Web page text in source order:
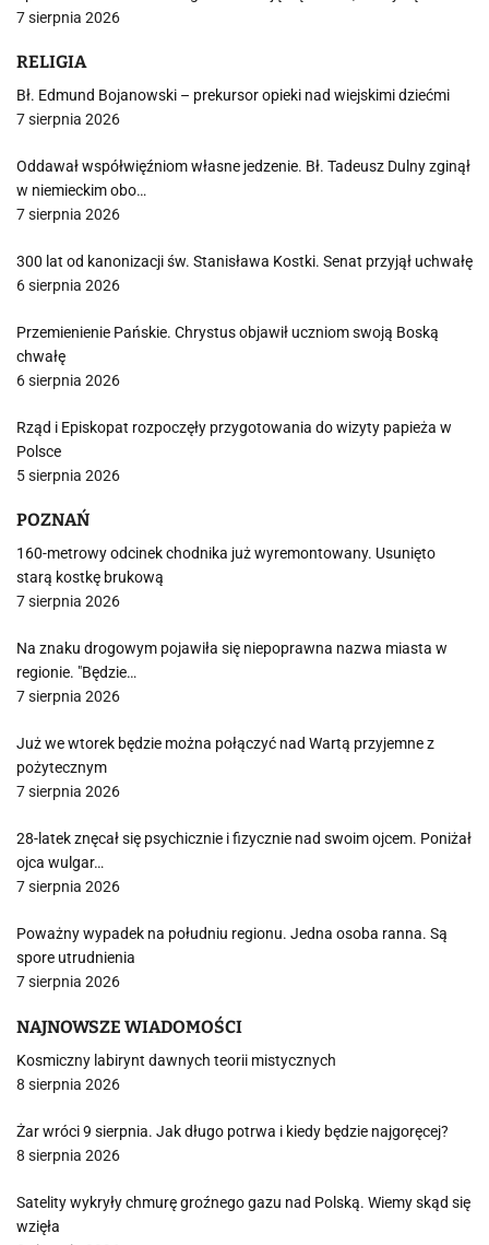
7 sierpnia 2026
RELIGIA
Bł. Edmund Bojanowski – prekursor opieki nad wiejskimi dziećmi
7 sierpnia 2026
Oddawał współwięźniom własne jedzenie. Bł. Tadeusz Dulny zginął
w niemieckim obo…
7 sierpnia 2026
300 lat od kanonizacji św. Stanisława Kostki. Senat przyjął uchwałę
6 sierpnia 2026
Przemienienie Pańskie. Chrystus objawił uczniom swoją Boską
chwałę
6 sierpnia 2026
Rząd i Episkopat rozpoczęły przygotowania do wizyty papieża w
Polsce
5 sierpnia 2026
POZNAŃ
160-metrowy odcinek chodnika już wyremontowany. Usunięto
starą kostkę brukową
7 sierpnia 2026
Na znaku drogowym pojawiła się niepoprawna nazwa miasta w
regionie. "Będzie…
7 sierpnia 2026
Już we wtorek będzie można połączyć nad Wartą przyjemne z
pożytecznym
7 sierpnia 2026
28-latek znęcał się psychicznie i fizycznie nad swoim ojcem. Poniżał
ojca wulgar…
7 sierpnia 2026
Poważny wypadek na południu regionu. Jedna osoba ranna. Są
spore utrudnienia
7 sierpnia 2026
NAJNOWSZE WIADOMOŚCI
Kosmiczny labirynt dawnych teorii mistycznych
8 sierpnia 2026
Żar wróci 9 sierpnia. Jak długo potrwa i kiedy będzie najgoręcej?
8 sierpnia 2026
Satelity wykryły chmurę groźnego gazu nad Polską. Wiemy skąd się
wzięła